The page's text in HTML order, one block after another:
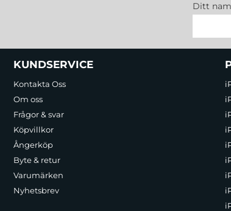
Ditt
Sidfot Blandad info och
KUNDSERVICE
Kontakta Oss
Om oss
Frågor & svar
Köpvillkor
Ångerköp
Byte & retur
Varumärken
Nyhetsbrev